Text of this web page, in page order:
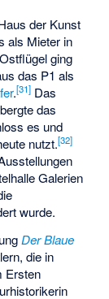
der Kunst
als Mieter in
ging
das P1 als
.[31] Das
das
es und
nutzt.[32]
Galerien
wurde.
Der Blaue
die in
Ersten